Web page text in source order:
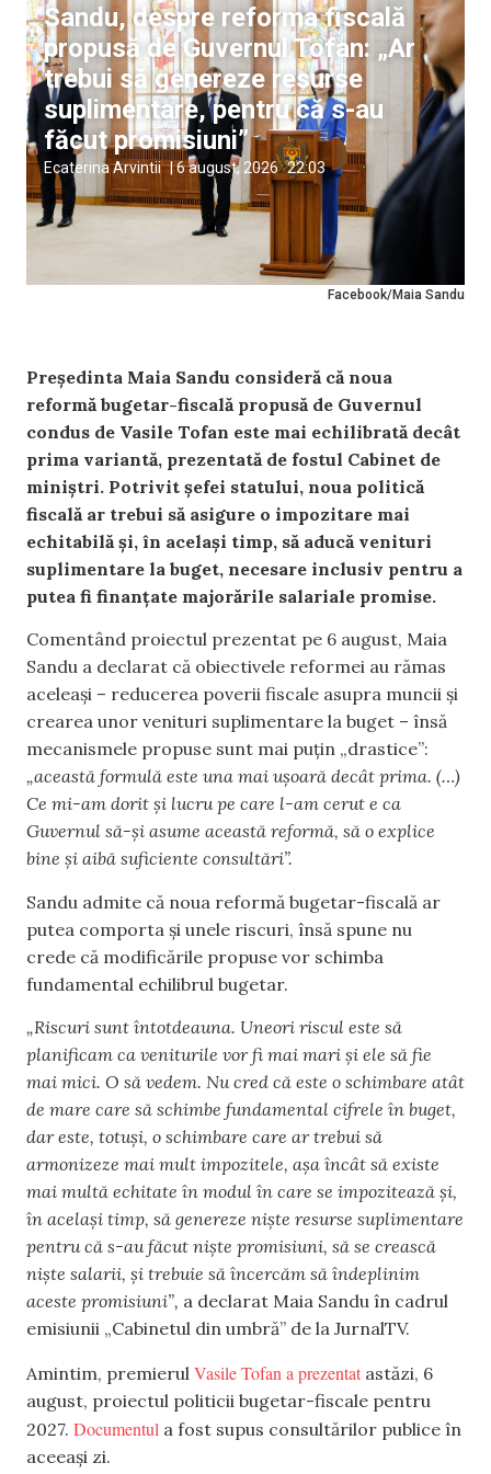
Facebook/Maia Sandu
Sandu, despre reforma fiscală
propusă de Guvernul Tofan: „Ar
trebui să genereze resurse
suplimentare, pentru că s-au
făcut promisiuni”
Ecaterina Arvintii |6 august, 2026 22:03
Președinta Maia Sandu consideră că noua
reformă bugetar-fiscală propusă de Guvernul
condus de Vasile Tofan este mai echilibrată decât
prima variantă, prezentată de fostul Cabinet de
miniștri. Potrivit șefei statului, noua politică
fiscală ar trebui să asigure o impozitare mai
echitabilă și, în același timp, să aducă venituri
suplimentare la buget, necesare inclusiv pentru a
putea fi finanțate majorările salariale promise.
Comentând proiectul prezentat pe 6 august, Maia
Sandu a declarat că obiectivele reformei au rămas
aceleași – reducerea poverii fiscale asupra muncii și
crearea unor venituri suplimentare la buget – însă
mecanismele propuse sunt mai puțin „drastice”:
„această formulă este una mai ușoară decât prima. (…)
Ce mi-am dorit și lucru pe care l-am cerut e ca
Guvernul să-și asume această reformă, să o explice
bine și aibă suficiente consultări”.
Sandu admite că noua reformă bugetar-fiscală ar
putea comporta și unele riscuri, însă spune nu
crede că modificările propuse vor schimba
fundamental echilibrul bugetar.
„Riscuri sunt întotdeauna. Uneori riscul este să
planificam ca veniturile vor fi mai mari și ele să fie
mai mici. O să vedem. Nu cred că este o schimbare atât
de mare care să schimbe fundamental cifrele în buget,
dar este, totuși, o schimbare care ar trebui să
armonizeze mai mult impozitele, așa încât să existe
mai multă echitate în modul în care se impozitează și,
în același timp, să genereze niște resurse suplimentare
pentru că s-au făcut niște promisiuni, să se crească
niște salarii, și trebuie să încercăm să îndeplinim
aceste promisiuni”, a declarat Maia Sandu în cadrul
emisiunii „Cabinetul din umbră” de la JurnalTV.
Amintim, premierul Vasile Tofan a prezentat astăzi, 6
august, proiectul politicii bugetar-fiscale pentru
2027. Documentul a fost supus consultărilor publice în
aceeași zi.